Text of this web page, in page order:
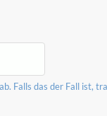
Falls das der Fall ist,